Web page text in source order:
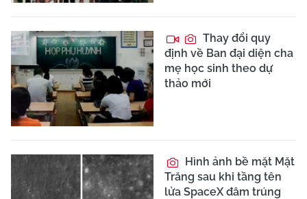
Thay đổi quy
định về Ban đại diện cha
mẹ học sinh theo dự
thảo mới
Hình ảnh bề mặt Mặt
Trăng sau khi tầng tên
lửa SpaceX đâm trúng